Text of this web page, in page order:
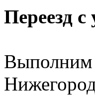
Переезд
Выполним